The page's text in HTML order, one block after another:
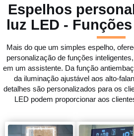
Espelhos
luz LED -
Mais do que um simples espelho,
personalização de funções
em um assistente. Da função
da iluminação ajustável aos alto-
detalhes são personalizados para os
LED podem proporcionar aos